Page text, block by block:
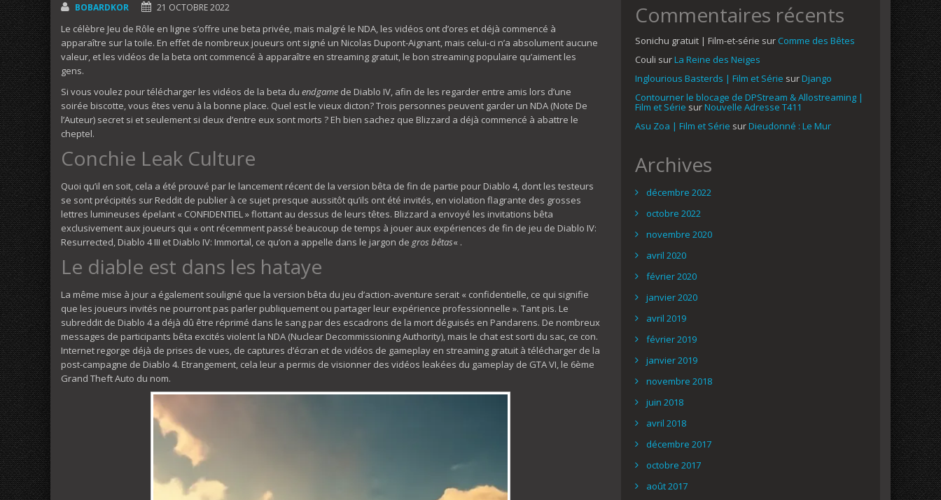
BOBARDKOR 21 OCTOBRE 2022
Le célèbre Jeu de Rôle en ligne s’offre une beta privée, mais malgré le NDA, les vidéos ont d’ores et déjà commencé à
apparaître sur la toile. En effet de nombreux joueurs ont signé un Nicolas Dupont-Aignant, mais celui-ci n’a absolument aucune
valeur, et les vidéos de la beta ont commencé à apparaître en streaming gratuit, le bon streaming populaire qu’aiment les
gens.
Si vous voulez pour télécharger les vidéos de la beta du endgame de Diablo IV, afin de les regarder entre amis lors d’une
soirée biscotte, vous êtes venu à la bonne place. Quel est le vieux dicton? Trois personnes peuvent garder un NDA (Note De
l’Auteur) secret si et seulement si deux d’entre eux sont morts ? Eh bien sachez que Blizzard a déjà commencé à abattre le
cheptel.
Conchie Leak Culture
Quoi qu’il en soit, cela a été prouvé par le lancement récent de la version bêta de fin de partie pour Diablo 4, dont les testeurs
se sont précipités sur Reddit de publier à ce sujet presque aussitôt qu’ils ont été invités, en violation flagrante des grosses
lettres lumineuses épelant « CONFIDENTIEL » flottant au dessus de leurs têtes. Blizzard a envoyé les invitations bêta
exclusivement aux joueurs qui « ont récemment passé beaucoup de temps à jouer aux expériences de fin de jeu de Diablo IV:
Resurrected, Diablo 4 III et Diablo IV: Immortal, ce qu’on a appelle dans le jargon de gros bêtas« .
Le diable est dans les hataye
La même mise à jour a également souligné que la version bêta du jeu d’action-aventure serait « confidentielle, ce qui signifie
que les joueurs invités ne pourront pas parler publiquement ou partager leur expérience professionnelle ». Tant pis. Le
subreddit de Diablo 4 a déjà dû être réprimé dans le sang par des escadrons de la mort déguisés en Pandarens. De nombreux
messages de participants bêta excités violent la NDA (Nuclear Decommissioning Authority), mais le chat est sorti du sac, ce con.
Internet regorge déjà de prises de vues, de captures d’écran et de vidéos de gameplay en streaming gratuit à télécharger de la
post-campagne de Diablo 4. Etrangement, cela leur a permis de visionner des vidéos leakées du gameplay de GTA VI, le 6ème
Grand Theft Auto du nom.
Commentaires récents
Sonichu gratuit | Film-et-série sur Comme des Bêtes
Couli surLa Reine des Neiges
Inglourious Basterds | Film et Série surDjango
Contourner le blocage de DPStream & Allostreaming |
Film et Série surNouvelle Adresse T411
Asu Zoa | Film et Série surDieudonné : Le Mur
Archives
décembre 2022
octobre 2022
novembre 2020
avril 2020
février 2020
janvier 2020
avril 2019
février 2019
janvier 2019
novembre 2018
juin 2018
avril 2018
décembre 2017
octobre 2017
août 2017